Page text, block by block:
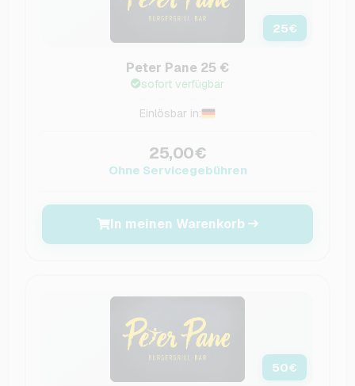
25€
Peter Pane 25 €
sofort verfügbar
Einlösbar in:
25,00€
Ohne Servicegebühren
In meinen Warenkorb
50€